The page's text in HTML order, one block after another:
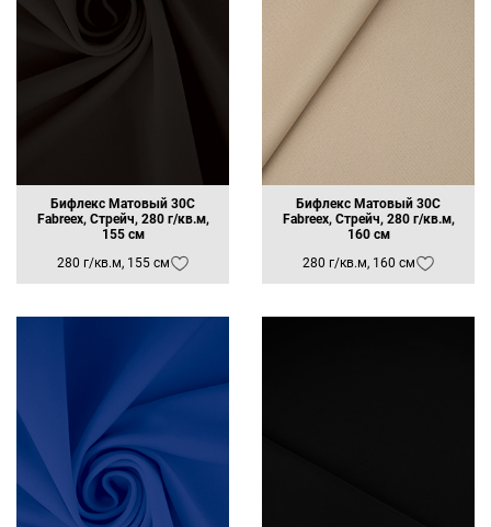
Бифлекс Матовый 30C
Fabreex, Стрейч, 280 г/кв.м,
155 см
280 г/кв.м, 155 см
Бифлекс Матовый 30C
Fabreex, Стрейч, 280 г/кв.м,
160 см
280 г/кв.м, 160 см